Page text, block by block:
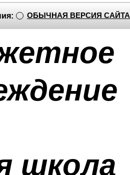
ОБЫЧНАЯ ВЕРСИЯ САЙТА
школа